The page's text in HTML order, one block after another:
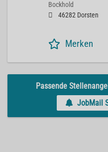
Bockhold
46282 Dorsten
Merken
Passende
JobMail